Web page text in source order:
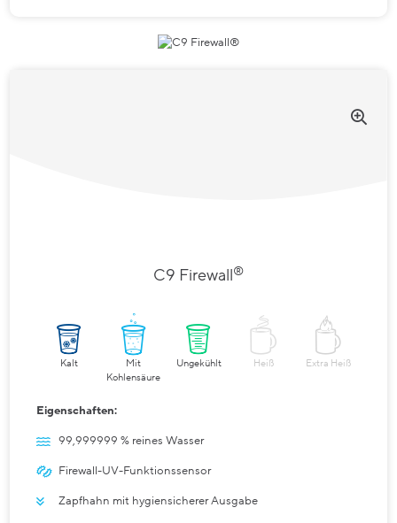
C9 Firewall®
Kalt
Mit
Kohlensäure
Ungekühlt Heiß Extra Heiß
Eigenschaften:
99,999999 % reines Wasser
Firewall-UV-Funktionssensor
Zapfhahn mit hygiensicherer Ausgabe